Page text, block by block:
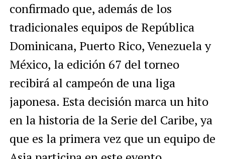
confirmado que, además de los
tradicionales equipos de República
Dominicana, Puerto Rico, Venezuela y
México, la edición 67 del torneo
recibirá al campeón de una liga
japonesa. Esta decisión marca un hito
en la historia de la Serie del Caribe, ya
que es la primera vez que un equipo de